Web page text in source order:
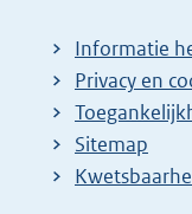
Informatie
Privacy en
Sitemap
E